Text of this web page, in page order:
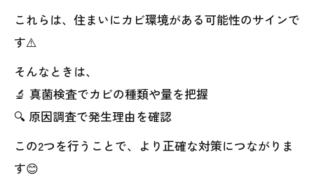
これらは、住まいにカビ環境がある可能性のサインで
す⚠️
そんなときは、
🔬 真菌検査でカビの種類や量を把握
🔍 原因調査で発生理由を確認
この2つを行うことで、より正確な対策につながりま
す😊